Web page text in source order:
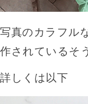
写真のカラフル
作されているそ
詳しくは以下